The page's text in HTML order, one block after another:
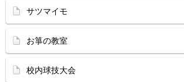
サツマイモ
お箏の教室
校内球技大会